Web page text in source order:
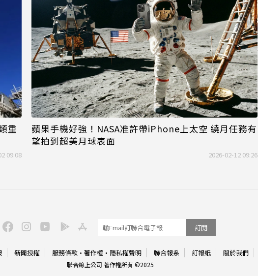
重
09:08
蘋果手機好強！NASA准許帶iPhone上太空 繞月任務有
望拍到超美月球表面
2026-02-12 09:26
訂閱
新聞授權 服務條款 · 著作權 · 隱私權聲明 聯合報系 訂報紙 關於我們
聯合線上公司 著作權所有 ©2025